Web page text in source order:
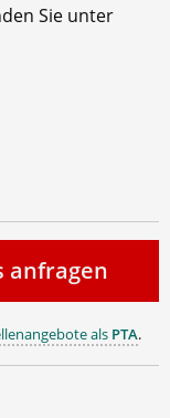
Sie unter
anfragen
als PTA.